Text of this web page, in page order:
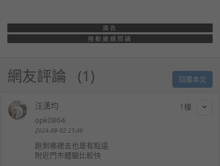
廣告
捲動繼續閱讀
網友評論 1 回覆本文
1
汪漢均
opk0864
2024-08-02 23:46
跑到哪裡去也是有點遠
附近門市體驗比較快